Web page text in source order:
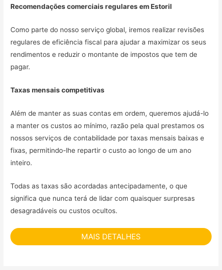
Recomendações comerciais regulares emEstoril
Como parte do nosso serviço global, iremos realizar revisões
regulares de eficiência fiscal para ajudar a maximizar os seus
rendimentos e reduzir o montante de impostos que tem de
pagar.
Taxas mensais competitivas
Além de manter as suas contas em ordem, queremos ajudá-lo
a manter os custos ao mínimo, razão pela qual prestamos os
nossos serviços de contabilidade por taxas mensais baixas e
fixas, permitindo-lhe repartir o custo ao longo de um ano
inteiro.
Todas as taxas são acordadas antecipadamente, o que
significa que nunca terá de lidar com quaisquer surpresas
desagradáveis ou custos ocultos.
MAIS DETALHES